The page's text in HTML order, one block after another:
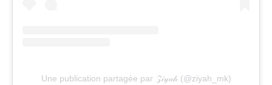
Une publication partagée par 𝒵𝒾𝓎𝒶𝒽 (@ziyah_mk)